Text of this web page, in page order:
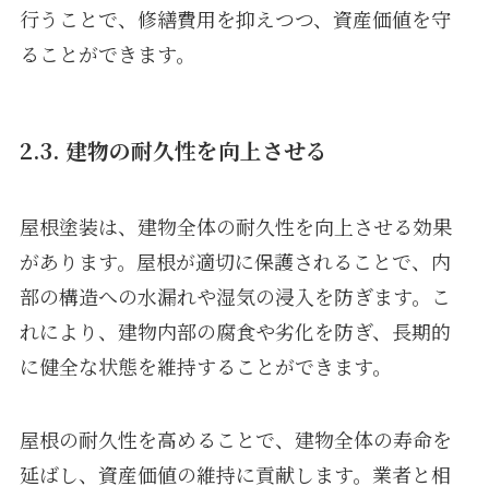
行うことで、修繕費用を抑えつつ、資産価値を守
ることができます。
2.3. 建物の耐久性を向上させる
屋根塗装は、建物全体の耐久性を向上させる効果
があります。屋根が適切に保護されることで、内
部の構造への水漏れや湿気の浸入を防ぎます。こ
れにより、建物内部の腐食や劣化を防ぎ、長期的
に健全な状態を維持することができます。
屋根の耐久性を高めることで、建物全体の寿命を
延ばし、資産価値の維持に貢献します。業者と相